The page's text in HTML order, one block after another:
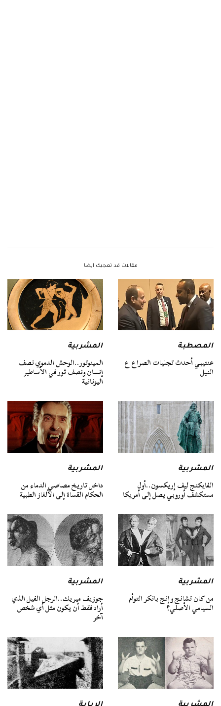
مقالات قد تعجبك ايضا
المصطبة
عنتيبي أحدث تجليات الصراع ع
النيل
المشربية
المينوتور..الوحش الدموي نصف
إنسان ونصف ثور في الأساطير
اليونانية
المشربية
الفايكنج ليف إريكسون..أول
مستكشف أوروبي يصل إلى أمريكا
المشربية
داخل تاريخ مصاصي الدماء من
الحكام القساة إلى الألغاز الطبية
المشربية
من كان تشانج وإنج بانكر التوأم
السيامي الأصلي؟
المشربية
جوزيف ميريك..الرجل الفيل الذي
أراد فقط أن يكون مثل أي شخص
آخر